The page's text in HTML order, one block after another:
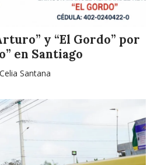
y “El Gordo” por
en Santiago
Celia Santana